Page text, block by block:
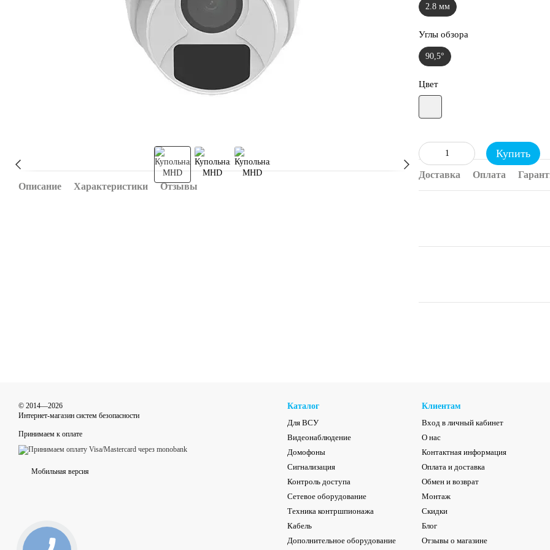
Описание Характеристики Отзывы
2.8 мм
Углы обзора
90,5°
Цвет
Купить
Доставка Оплата
© 2014—2026
Интернет-магазин систем безопасности
Принимаем к оплате
Мобильная версия
Каталог
Для ВСУ
Видеонаблюдение
Домофоны
Сигнализация
Контроль доступа
Сетевое оборудование
Техника контршпионажа
Кабель
Дополнительное оборудование
Клиентам
Вход в личный кабинет
О нас
Контактная информация
Оплата и доставка
Обмен и возврат
Монтаж
Скидки
Блог
Отзывы о магазине